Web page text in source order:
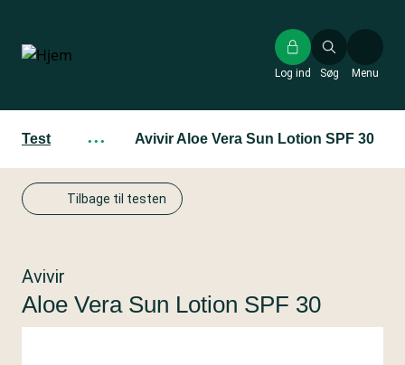
hovedindhold
Søg
Log ind Menu
Test ··· Avivir Aloe Vera Sun Lotion SPF 30
Tilbage til testen
Avivir
Aloe Vera Sun Lotion SPF 30